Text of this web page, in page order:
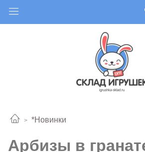
*Новинки
Арбизы в